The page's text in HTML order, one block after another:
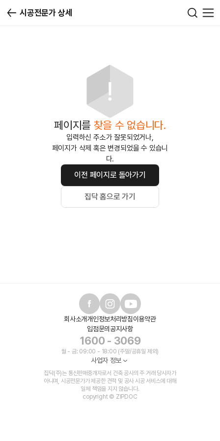
시공전문가 상세
페이지를 찾을 수 없습니다.
입력하신 주소가 잘못되었거나,
페이지가 삭제 혹은 변경되었을 수 있습니
다.
이전 페이지로 돌아가기
집닥 홈으로 가기
회사소개개인정보처리방침이용약관
입점문의 공지사항
1600 - 3069
월 - 금: 09:00 - 18:00 (주말/공휴일 제외)
사업자 정보
집닥(주)는 통신판매중개자로서 건축 공사의 주 거래 당사자가
아니며, 시공전문가가 제공한 견적 및 공사 시공 서비스에 대해
일체 책임을 지지 않습니다.
copyright © ZIPDOC